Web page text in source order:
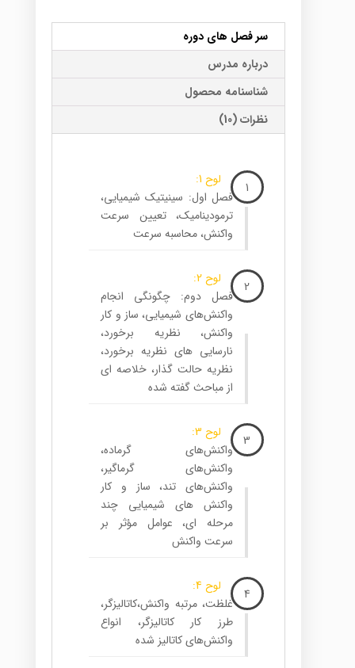
سر فصل های دوره
درباره مدرس
شناسنامه محصول
نظرات (10)
1
لوح 1:
فصل اول: سینیتیک شیمیایی،
ترمودینامیک، تعیین سرعت
واکنش، محاسبه سرعت
2
لوح 2:
فصل دوم: چگونگی انجام
واکنش‌های شیمیایی، ساز و کار
واکنش، نظریه برخورد،
نارسایی های نظریه برخورد،
نظریه حالت گذار، خلاصه ای
از مباحث گفته شده
3
لوح 3:
واکنش‌های گرماده،
واکنش‌های گرماگیر،
واکنش‌های تند، ساز و کار
واکنش های شیمیایی چند
مرحله ای، عوامل مؤثر بر
سرعت واکنش
4
لوح 4:
غلظت، مرتبه واکنش،کاتالیزگر،
طرز کار کاتالیزگر، انواع
واکنش‌های کاتالیز شده